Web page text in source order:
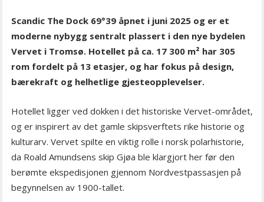
Scandic The Dock 69°39 åpnet i juni 2025 og er et
moderne nybygg sentralt plassert i den nye bydelen
Vervet i Tromsø. Hotellet på ca. 17 300 m² har 305
rom fordelt på 13 etasjer, og har fokus på design,
bærekraft og helhetlige gjesteopplevelser.
Hotellet ligger ved dokken i det historiske Vervet-området,
og er inspirert av det gamle skipsverftets rike historie og
kulturarv. Vervet spilte en viktig rolle i norsk polarhistorie,
da Roald Amundsens skip Gjøa ble klargjort her før den
berømte ekspedisjonen gjennom Nordvestpassasjen på
begynnelsen av 1900-tallet.